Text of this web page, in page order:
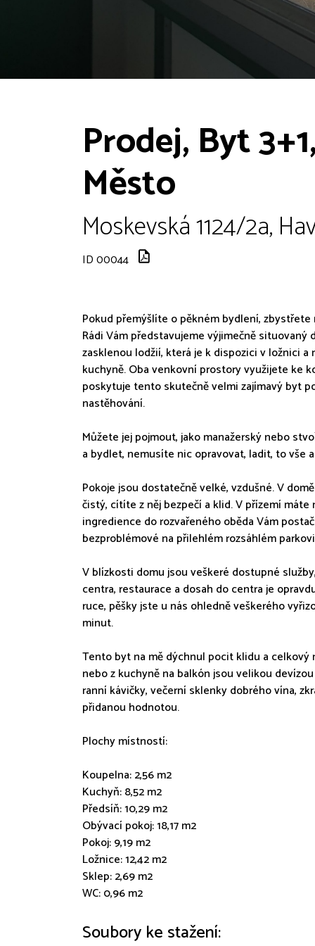
Prodej, Byt
Město
Moskevská 1124/2a,
ID 00044
Pokud přemýšlíte o pěkném bydlení,
Rádi Vám představujeme výjimečně
zasklenou lodžií, která je k dispozici v ložnici
kuchyně. Oba venkovní prostory využijete ke
poskytuje tento skutečně velmi zajímavý byt
nastěhování.
Můžete jej pojmout, jako manažerský nebo
a bydlet, nemusíte nic opravovat, ladit, to vše
Pokoje jsou dostatečně velké, vzdušné. V
čistý, cítíte z něj bezpečí a klid. V přízemí
ingredience do rozvařeného oběda Vám
bezproblémové na přilehlém rozsáhlém
V blízkosti domu jsou veškeré dostupné
centra, restaurace a dosah do centra je
ruce, pěšky jste u nás ohledně veškerého
minut.
Tento byt na mě dýchnul pocit klidu a
nebo z kuchyně na balkón jsou velikou
ranní kávičky, večerní sklenky dobrého vína,
přidanou hodnotou.
Plochy místností:
Koupelna: 2,56 m2
Kuchyň: 8,52 m2
Předsíň: 10,29 m2
Obývací pokoj: 18,17 m2
Pokoj: 9,19 m2
Ložnice: 12,42 m2
Sklep: 2,69 m2
WC: 0,96 m2
Soubory ke stažení: